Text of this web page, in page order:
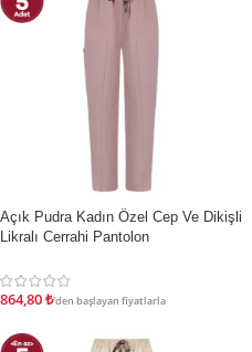
İNDIRIM
Açık Pudra Kadın Özel Cep Ve Dikişli
Likralı Cerrahi Pantolon
864,80₺'den başlayan fiyatlarla